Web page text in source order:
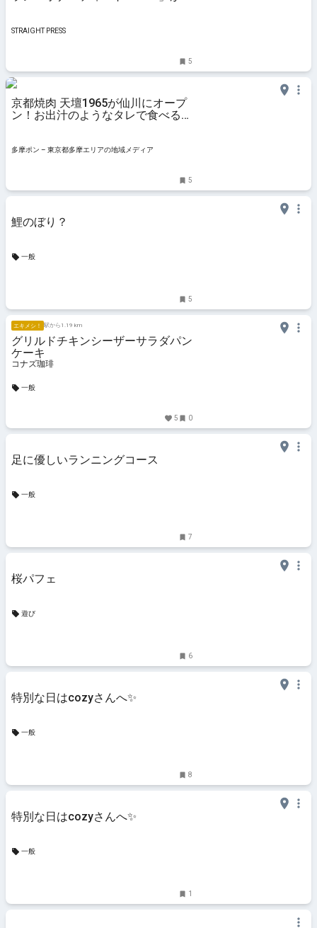
STRAIGHT PRESS
5
京都焼肉 天壇1965が仙川にオープ
ン！お出汁のようなタレで食べる老
多摩ポン – 東京都多摩エリアの地域メディア
5
鯉のぼり？
一般
5
エキメシ！ 駅から1.19 km
グリルドチキンシーザーサラダパン
ケーキ
コナズ珈琲
一般
5 0
足に優しいランニングコース
一般
7
桜パフェ
遊び
6
特別な日はcozyさんへ✨️
一般
8
特別な日はcozyさんへ✨️
一般
1